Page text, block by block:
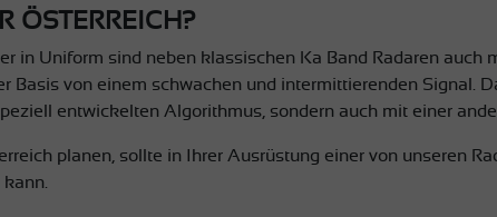
ÖSTERREICH?
in Uniform sind neben klassischen Ka Band Radaren
Basis von einem schwachen und intermittierenden Signal.
entwickelten Algorithmus, sondern auch mit einer
planen, sollte in Ihrer Ausrüstung einer von unseren